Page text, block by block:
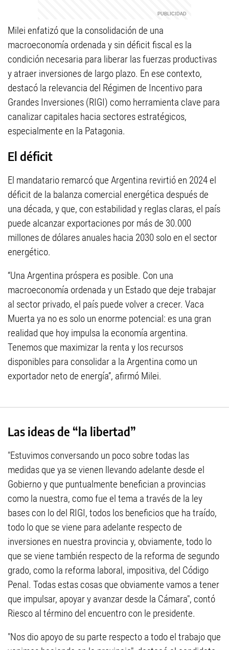
Milei enfatizó que la consolidación de una
macroeconomía ordenada y sin déficit fiscal es la
condición necesaria para liberar las fuerzas productivas
y atraer inversiones de largo plazo. En ese contexto,
destacó la relevancia del Régimen de Incentivo para
Grandes Inversiones (RIGI) como herramienta clave para
canalizar capitales hacia sectores estratégicos,
especialmente en la Patagonia.
El déficit
El mandatario remarcó que Argentina revirtió en 2024 el
déficit de la balanza comercial energética después de
una década, y que, con estabilidad y reglas claras, el país
puede alcanzar exportaciones por más de 30.000
millones de dólares anuales hacia 2030 solo en el sector
energético.
“Una Argentina próspera es posible. Con una
macroeconomía ordenada y un Estado que deje trabajar
al sector privado, el país puede volver a crecer. Vaca
Muerta ya no es solo un enorme potencial: es una gran
realidad que hoy impulsa la economía argentina.
Tenemos que maximizar la renta y los recursos
disponibles para consolidar a la Argentina como un
exportador neto de energía”, afirmó Milei.
Las ideas de “la libertad”
"Estuvimos conversando un poco sobre todas las
medidas que ya se vienen llevando adelante desde el
Gobierno y que puntualmente benefician a provincias
como la nuestra, como fue el tema a través de la ley
bases con lo del RIGI, todos los beneficios que ha traído,
todo lo que se viene para adelante respecto de
inversiones en nuestra provincia y, obviamente, todo lo
que se viene también respecto de la reforma de segundo
grado, como la reforma laboral, impositiva, del Código
Penal. Todas estas cosas que obviamente vamos a tener
que impulsar, apoyar y avanzar desde la Cámara", contó
Riesco al término del encuentro con le presidente.
"Nos dio apoyo de su parte respecto a todo el trabajo que